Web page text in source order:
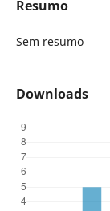
Resumo
Sem resumo
Downloads